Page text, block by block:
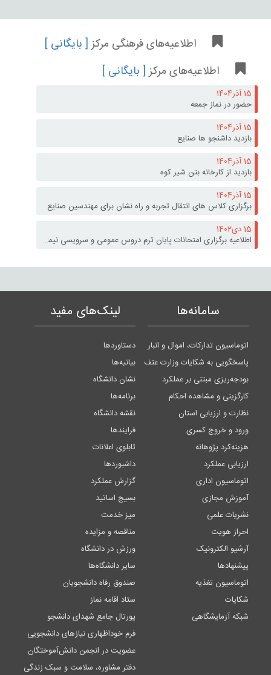
اطلاعیه‌های فرهنگی مرکز [ بایگانی ]
اطلاعیه‌های مرکز [ بایگانی ]
15 آذر
1404
حضور در نماز جمعه
15 آذر
1404
بازدید داشنجو ها صنایع
15 آذر
1404
بازدید از کارخانه بتن شیر کوه
15 آذر
1404
برگزاری کلاس های انتقال تجربه و راه نشان برای مهندسین صنایع
15 دی
1402
اطلاعیه برگزاری امتحانات پایان ترم دروس عمومی و سرویسی نیمسال اول سال تحصیلی 1403 - 1402
سامانه‌ها
اتوماسیون تدارکات، اموال و انبار
پاسخگویی به شکایات وزارت عتف
بودجه‌ریزی مبتنی بر عملکرد
کارگزینی و مشاهده احکام
نظارت و ارزیابی استان
ورود و خروج کسری
هزینه‌کرد پژوهانه
ارزیابی عملکرد
اتوماسیون اداری
آموزش مجازی
نشریات علمی
احراز هویت
آرشیو الکترونیک
پیشنهادها
اتوماسیون تغذیه
شکایات
شبکه آزمایشگاهی
لینک‌های مفید
دستاوردها
بیانیه‌ها
نشان دانشگاه
برنامه‌ها
نقشه دانشگاه
فرایندها
تابلوی اعلانات
داشبوردها
گزارش عملکرد
بسیج اساتید
میز خدمت
مناقصه و مزایده
ورزش در دانشگاه
سایر دانشگاه‌ها
صندوق رفاه دانشجویان
ستاد اقامه نماز
پورتال جامع شهدای دانشجو
فرم خوداظهاری نیازهای دانشجویی
عضویت در انجمن دانش‌آموختگان
دفتر مشاوره، سلامت و سبک زندگی